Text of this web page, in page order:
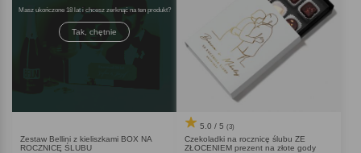
Masz ukończone 18 lat i chcesz zerknąć na ten produkt
Tak, chętnie
Zestaw Bellini z kieliszkami BOX NA
ROCZNICĘ ŚLUBU
5.0 / 5 (3)
Czekoladki na rocznicę ślubu ZE
ZŁOCENIEM prezent na złote gody